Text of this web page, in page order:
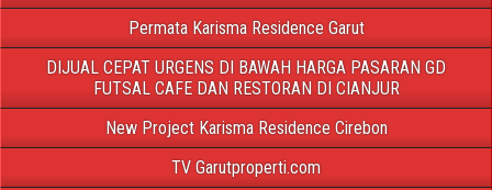
Permata Karisma Residence Garut
DIJUAL CEPAT URGENS DI BAWAH HARGA PASARAN GD
FUTSAL CAFE DAN RESTORAN DI CIANJUR
New Project Karisma Residence Cirebon
TV Garutproperti.com